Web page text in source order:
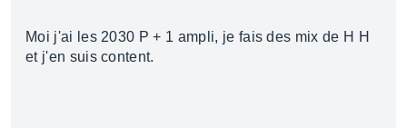
Moi j'ai les 2030 P + 1 ampli, je fais des mix de H H
et j'en suis content.